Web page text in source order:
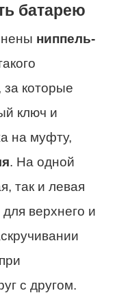
батарею
ниппель-
которые
ключ и
на муфту,
. На одной
так и левая
верхнего и
с другом.